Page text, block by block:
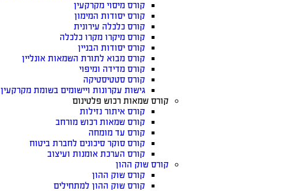
קורס מיסוי מקרקעין
קורס יסודות המימון
קורס כלכלה עירונית
קורס מיקרו מקרו כלכלה
קורס יסודות הבניין
קורס מבוא לתורת השמאות אונליין
קורס מדידה ומיפוי
קורס סטטיסטיקה
גישות עקרונות ויישומים בשומת מקרקעין
קורס שמאות רכוש פלטינום
קורס איתור נזילות
קורס שמאות רכוש מורחב
קורס עד מומחה
קורס סוקר סיכונים לחברת ביטוח
קורס הערכת אומנות ועיצוב
קורס שוק ההון
קורס שוק ההון
קורס שוק ההון למתחילים